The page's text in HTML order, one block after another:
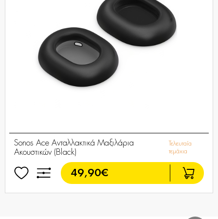
Sonos Ace Ανταλλακτικά Μαξιλάρια
Ακουστικών (Black)
Τελευταία
τεμάχια
49,90€